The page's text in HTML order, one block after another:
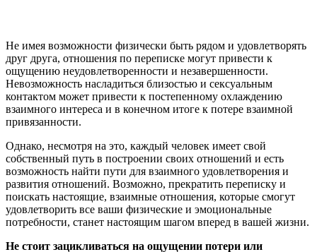
Не имея возможности физически быть рядом и удовлетворять
друг друга, отношения по переписке могут привести к
ощущению неудовлетворенности и незавершенности.
Невозможность насладиться близостью и сексуальным
контактом может привести к постепенному охлаждению
взаимного интереса и в конечном итоге к потере взаимной
привязанности.
Однако, несмотря на это, каждый человек имеет свой
собственный путь в построении своих отношений и есть
возможность найти пути для взаимного удовлетворения и
развития отношений. Возможно, прекратить переписку и
поискать настоящие, взаимные отношения, которые смогут
удовлетворить все ваши физические и эмоциональные
потребности, станет настоящим шагом вперед в вашей жизни.
Не стоит зацикливаться на ощущении потери или